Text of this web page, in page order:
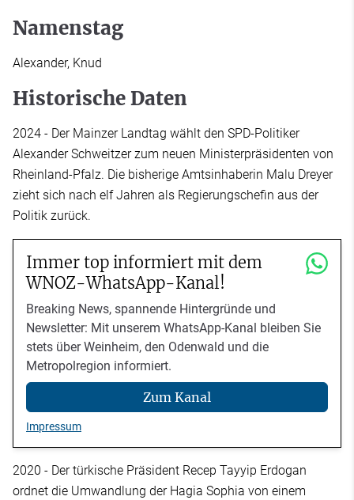
Namenstag
Alexander, Knud
Historische Daten
2024 - Der Mainzer Landtag wählt den SPD-Politiker
Alexander Schweitzer zum neuen Ministerpräsidenten von
Rheinland-Pfalz. Die bisherige Amtsinhaberin Malu Dreyer
zieht sich nach elf Jahren als Regierungschefin aus der
Politik zurück.
Immer top informiert mit dem
WNOZ-WhatsApp-Kanal!
Breaking News, spannende Hintergründe und
Newsletter: Mit unserem WhatsApp-Kanal bleiben Sie
stets über Weinheim, den Odenwald und die
Metropolregion informiert.
Zum Kanal
Impressum
2020 - Der türkische Präsident Recep Tayyip Erdogan
ordnet die Umwandlung der Hagia Sophia von einem